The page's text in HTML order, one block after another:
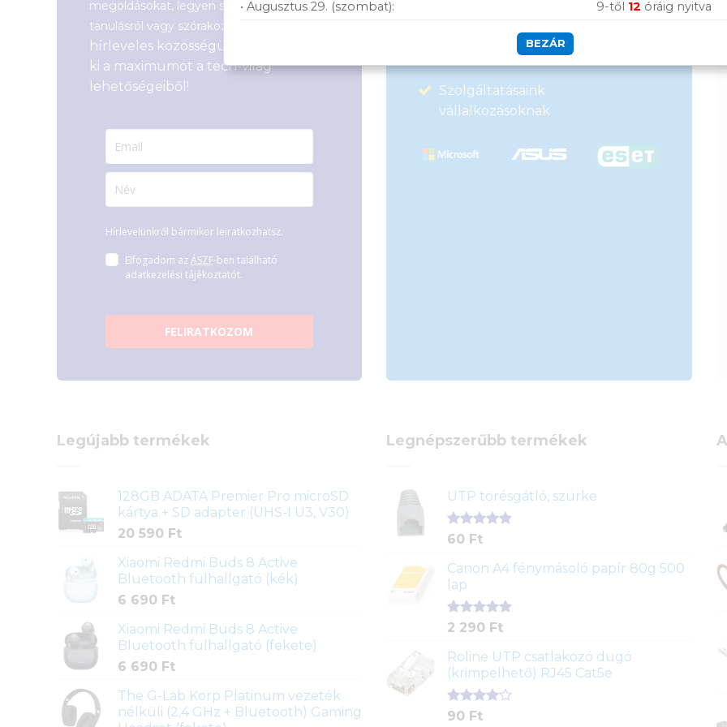
megoldásokat, legyen szó munkáról,
tanulásról vagy szórakozásról!
hírleveles közösségünkhöz, és hozd
ki a maximumot a tech-világ
lehetőségeiből!
Hírlevelünkről bármikor leiratkozhatsz.
Elfogadom az ÁSZF-ben található
adatkezelési tájékoztatót.
FELIRATKOZOM
50 000 Ft felett ingyenes szállítás
Szolgáltatásaink
vállalkozásoknak
Legújabb termékek
128GB ADATA Premier Pro microSD
kártya + SD adapter (UHS-I U3, V30)
20 590 Ft
Xiaomi Redmi Buds 8 Active
Bluetooth fülhallgató (kék)
6 690 Ft
Xiaomi Redmi Buds 8 Active
Bluetooth fülhallgató (fekete)
6 690 Ft
The G-Lab Korp Platinum vezeték
nélküli (2,4 GHz + Bluetooth) Gaming
Legnépszerűbb termékek
UTP törésgátló, szürke
Értékelés
ből,
1
értékelés
alapján
60 Ft
Canon A4 fénymásoló papír 80g 500
lap
Értékelés
ből,
2
értékelés
alapján
2 290 Ft
Roline UTP csatlakozó dugó
(krimpelhető) RJ45 Cat5e
Értékelés
2
90 Ft
• Augusztus 29. (szombat):
9-től 12 óráig nyitva
BEZÁR